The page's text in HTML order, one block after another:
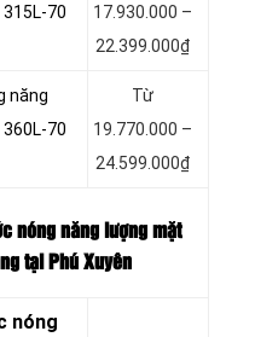
70
17.930.000 –
22.399.000₫
năng
70
Từ
19.770.000 –
24.599.000₫
nóng năng lượng mặt
tại Phú Xuyên
nóng